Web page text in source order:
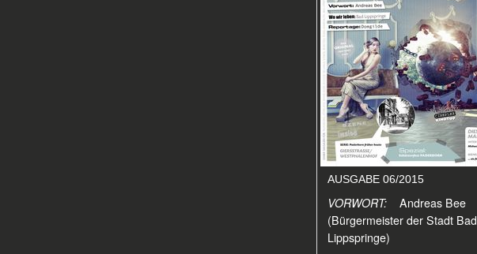
AUSGABE 06/2015
VORWORT:
Andreas Bee
(Bürgermeister der Stadt Bad
Lippspringe)